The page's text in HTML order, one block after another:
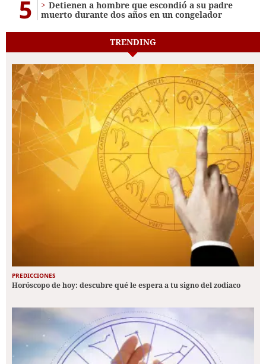
5
Detienen a hombre que escondió a su padre
muerto durante dos años en un congelador
TRENDING
PREDICCIONES
Horóscopo de hoy: descubre qué le espera a tu signo del zodiaco